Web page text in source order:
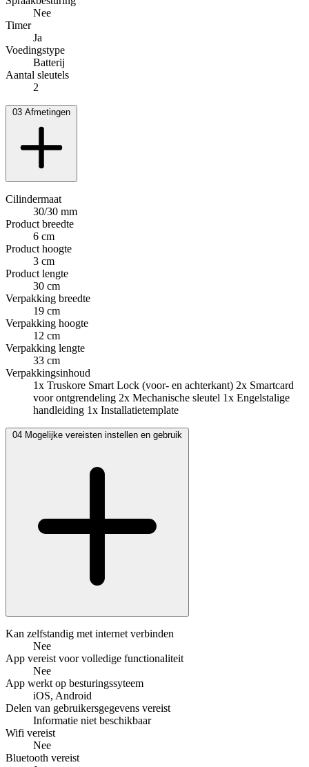
Nee
Timer
Ja
Voedingstype
Batterij
Aantal sleutels
2
03 Afmetingen
Cilindermaat
30/30 mm
Product breedte
6 cm
Product hoogte
3 cm
Product lengte
30 cm
Verpakking breedte
19 cm
Verpakking hoogte
12 cm
Verpakking lengte
33 cm
Verpakkingsinhoud
1x Truskore Smart Lock (voor- en achterkant) 2x Smartcard
voor ontgrendeling 2x Mechanische sleutel 1x Engelstalige
handleiding 1x Installatietemplate
04 Mogelijke vereisten instellen en gebruik
Kan zelfstandig met internet verbinden
Nee
App vereist voor volledige functionaliteit
Nee
App werkt op besturingssyteem
iOS, Android
Delen van gebruikersgegevens vereist
Informatie niet beschikbaar
Wifi vereist
Nee
Bluetooth vereist